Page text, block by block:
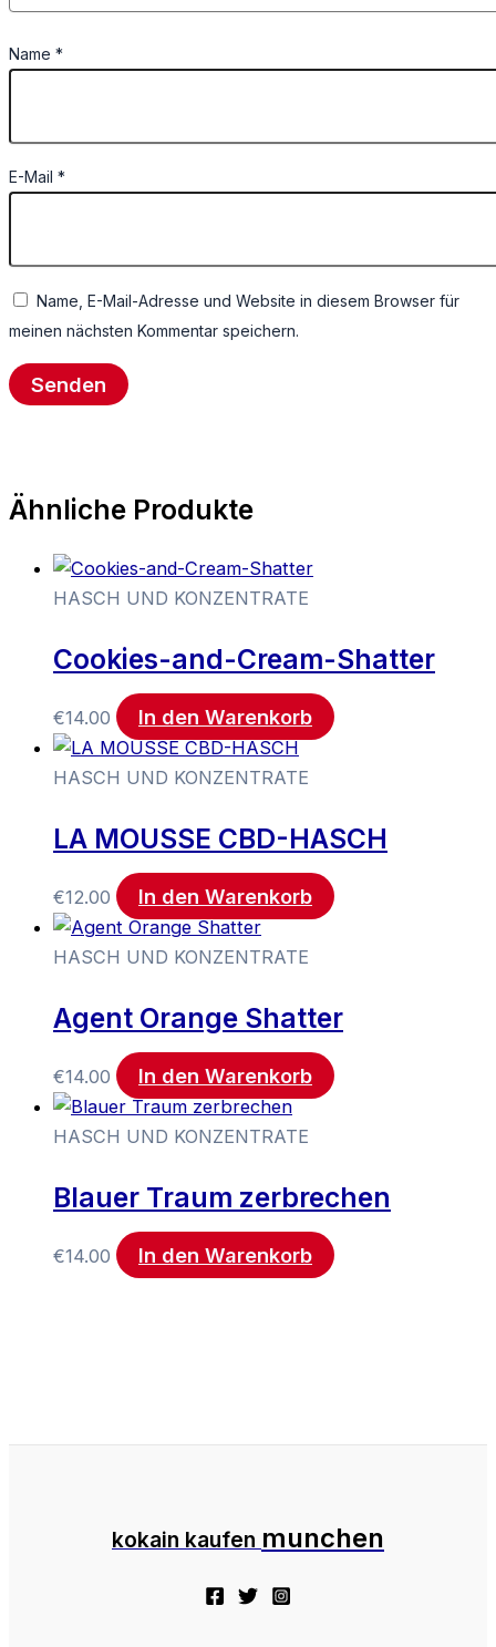
Name *
E-Mail *
Name, E-Mail-Adresse und Website in diesem Browser für
meinen nächsten Kommentar speichern.
Ähnliche Produkte
HASCH UND KONZENTRATE
Cookies-and-Cream-Shatter
€14.00 In den Warenkorb
HASCH UND KONZENTRATE
LA MOUSSE CBD-HASCH
€12.00 In den Warenkorb
HASCH UND KONZENTRATE
Agent Orange Shatter
€14.00 In den Warenkorb
HASCH UND KONZENTRATE
Blauer Traum zerbrechen
€14.00 In den Warenkorb
kokain kaufen munchen